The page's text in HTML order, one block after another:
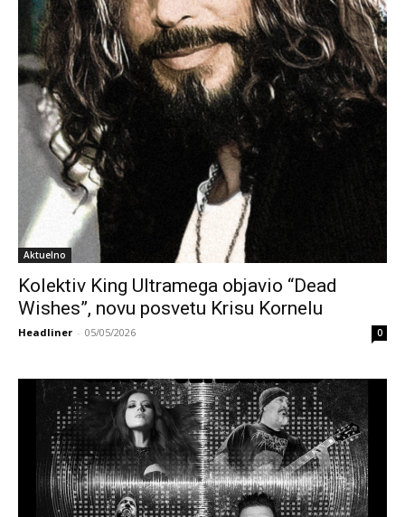
Aktuelno
Kolektiv King Ultramega objavio “Dead
Wishes”, novu posvetu Krisu Kornelu
Headliner - 05/05/2026 0